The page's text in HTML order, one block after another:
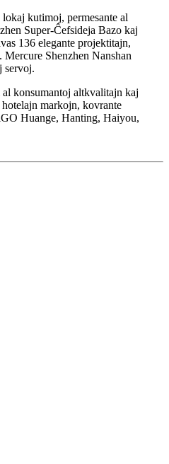
kutimoj, permesante al
Super-Ĉefsideja Bazo kaj
136 elegante projektitajn,
Shenzhen Nanshan
servoj.
konsumantoj altkvalitajn kaj
markojn, kovrante
Huange, Hanting, Haiyou,